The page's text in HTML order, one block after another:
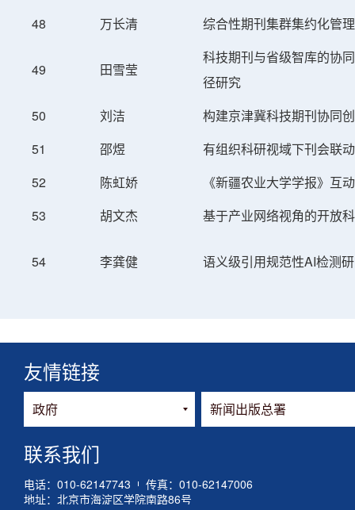
48
万长清 综合性期刊集群集约化管
49 田雪莹
科技期刊与省级智库的协
径研究
50
刘洁
构建京津冀科技期刊协同
51
邵煜
有组织科研视域下刊会联
52
陈虹娇
《新疆农业大学学报》互
53
胡文杰 基于产业网络视角的开放
54 李龚健 语义级引用规范性AI检测
友情链接
联系我们
电话：010-62147743
传真：010-62147006
地址：北京市海淀区学院南路86号